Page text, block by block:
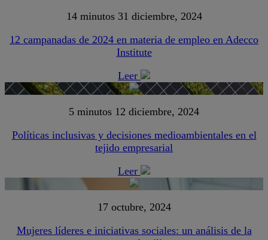
14 minutos 31 diciembre, 2024
12 campanadas de 2024 en materia de empleo en Adecco
Institute
Leer
5 minutos 12 diciembre, 2024
Políticas inclusivas y decisiones medioambientales en el
tejido empresarial
Leer
17 octubre, 2024
Mujeres líderes e iniciativas sociales: un análisis de la